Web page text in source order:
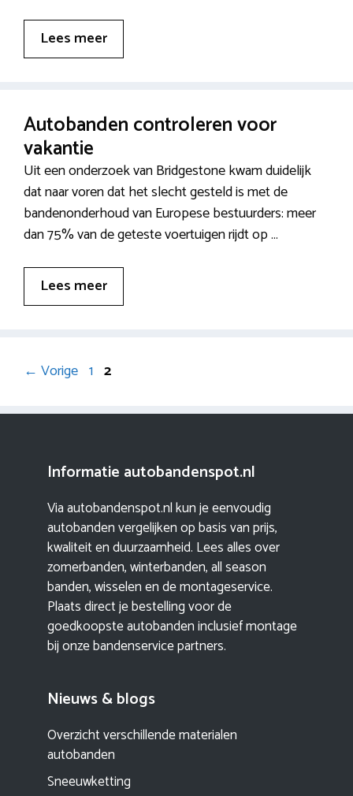
Lees meer
Autobanden controleren voor
vakantie
Uit een onderzoek van Bridgestone kwam duidelijk
dat naar voren dat het slecht gesteld is met de
bandenonderhoud van Europese bestuurders: meer
dan 75% van de geteste voertuigen rijdt op …
Lees meer
Berichtnavigatie
← Vorige Pagina
1 Pagina
2
Informatie autobandenspot.nl
Via autobandenspot.nl kun je eenvoudig
autobanden vergelijken op basis van prijs,
kwaliteit en duurzaamheid. Lees alles over
zomerbanden, winterbanden, all season
banden, wisselen en de montageservice.
Plaats direct je bestelling voor de
goedkoopste autobanden inclusief montage
bij onze bandenservice partners.
Nieuws & blogs
Overzicht verschillende materialen
autobanden
Sneeuwketting